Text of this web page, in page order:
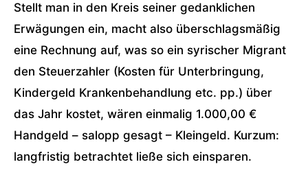
Stellt man in den Kreis seiner gedanklichen
Erwägungen ein, macht also überschlagsmäßig
eine Rechnung auf, was so ein syrischer Migrant
den Steuerzahler (Kosten für Unterbringung,
Kindergeld Krankenbehandlung etc. pp.) über
das Jahr kostet, wären einmalig 1.000,00 €
Handgeld – salopp gesagt – Kleingeld. Kurzum:
langfristig betrachtet ließe sich einsparen.